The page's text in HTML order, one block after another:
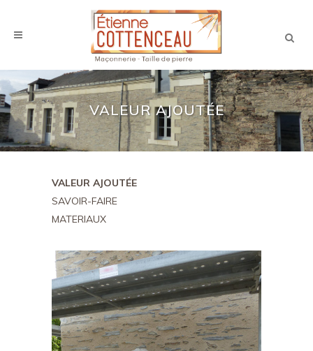
VALEUR AJOUTÉE
VALEUR AJOUTÉE
SAVOIR-FAIRE
MATERIAUX